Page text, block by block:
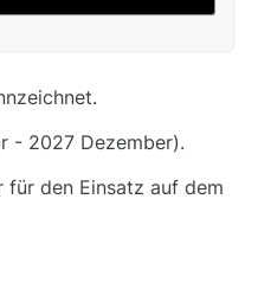
- 2027 Dezember).
für den Einsatz auf dem